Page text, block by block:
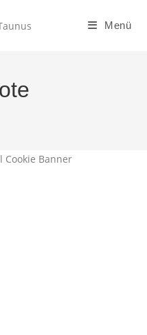
Menü
Cookie Banner